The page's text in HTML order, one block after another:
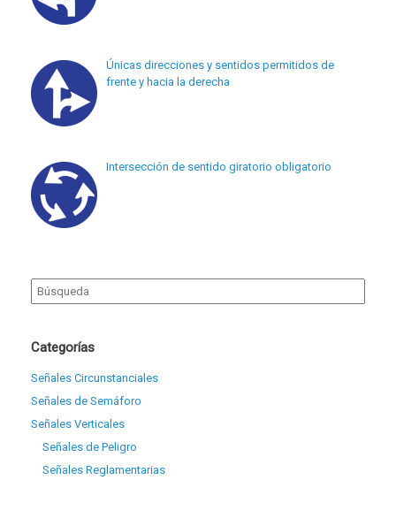
Únicas direcciones y sentidos permitidos de
frente y hacia la derecha
Intersección de sentido giratorio obligatorio
Search
for:
Categorías
Señales Circunstanciales
Señales de Semáforo
Señales Verticales
Señales de Peligro
Señales Reglamentarias